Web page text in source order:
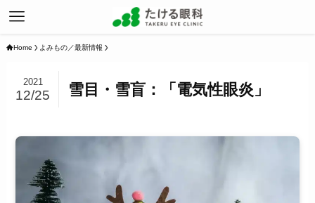
Home よみもの／最新情報
雪目・雪盲：「電気性眼炎」
2021
12/25